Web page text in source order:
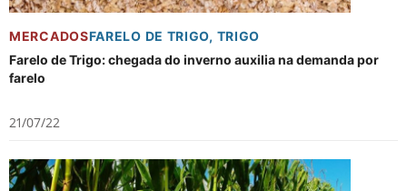
MERCADOSFARELO DE TRIGO, TRIGO
Farelo de Trigo: chegada do inverno auxilia na demanda por
farelo
21/07/22